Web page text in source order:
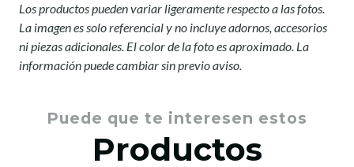
Los productos pueden variar ligeramente respecto a las fotos.
La imagen es solo referencial y no incluye adornos, accesorios
ni piezas adicionales. El color de la foto es aproximado. La
información puede cambiar sin previo aviso.
Puede que te interesen estos
Productos